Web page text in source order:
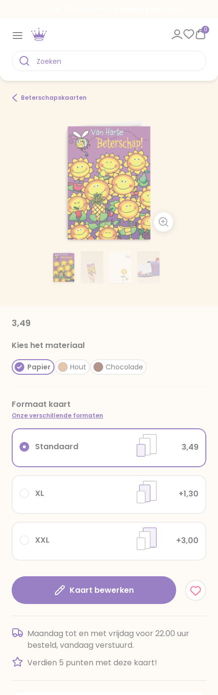
0
Beterschapskaarten
3,49
Kies het materiaal
Papier Hout Chocolade
Formaat kaart
Onze verschillende formaten
XXL +3,00
XL +1,30
Standaard 3,49
Kaart bewerken
Maandag tot en met vrijdag voor 22.00 uur
besteld, vandaag verstuurd.
Verdien 5 punten met deze kaart!